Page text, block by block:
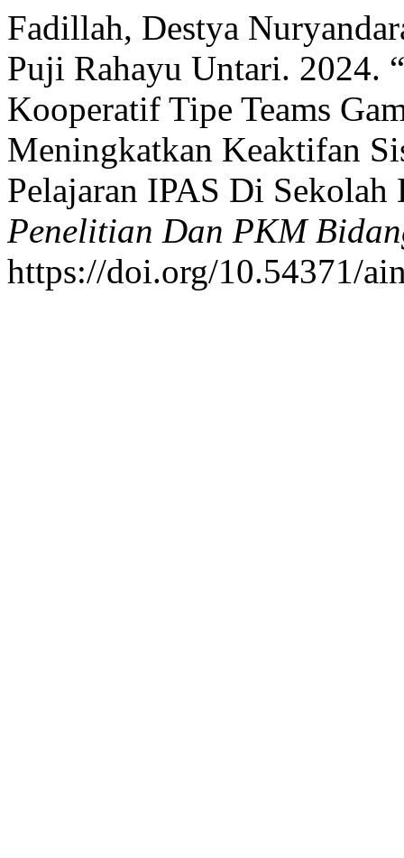
Fadillah, Destya
Puji Rahayu Untari. 2024.
Kooperatif Tipe Teams
Meningkatkan Keaktifan
Pelajaran IPAS Di Sekolah
Penelitian Dan PKM
https://doi.org/10.54371/